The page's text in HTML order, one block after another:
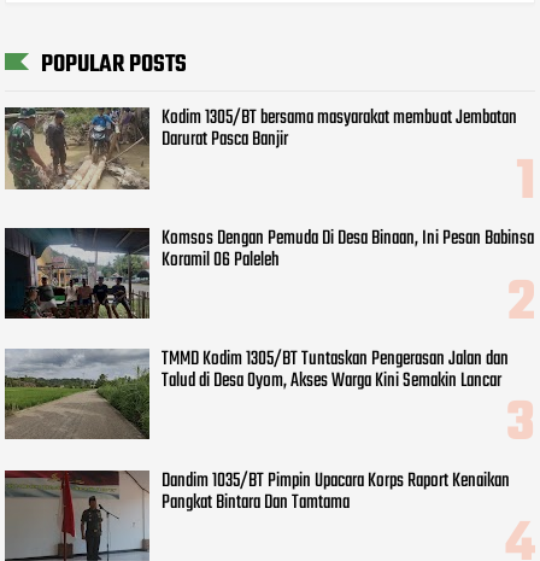
POPULAR POSTS
Kodim 1305/BT bersama masyarakat membuat Jembatan
Darurat Pasca Banjir
Komsos Dengan Pemuda Di Desa Binaan, Ini Pesan Babinsa
Koramil 06 Paleleh
TMMD Kodim 1305/BT Tuntaskan Pengerasan Jalan dan
Talud di Desa Oyom, Akses Warga Kini Semakin Lancar
Dandim 1035/BT Pimpin Upacara Korps Raport Kenaikan
Pangkat Bintara Dan Tamtama